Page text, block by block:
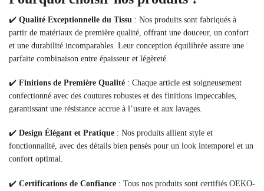
✔️ Qualité Exceptionnelle du Tissu : Nos produits sont fabriqués à
partir de matériaux de première qualité, offrant une douceur, un confort
et une durabilité incomparables. Leur conception équilibrée assure une
parfaite combinaison entre épaisseur et légèreté.
✔️ Finitions de Première Qualité : Chaque article est soigneusement
confectionné avec des coutures robustes et des finitions impeccables,
garantissant une résistance accrue à l’usure et aux lavages.
✔️ Design Élégant et Pratique : Nos produits allient style et
fonctionnalité, avec des détails bien pensés pour un look intemporel et un
confort optimal.
✔️ Certifications de Confiance : Tous nos produits sont certifiés OEKO-